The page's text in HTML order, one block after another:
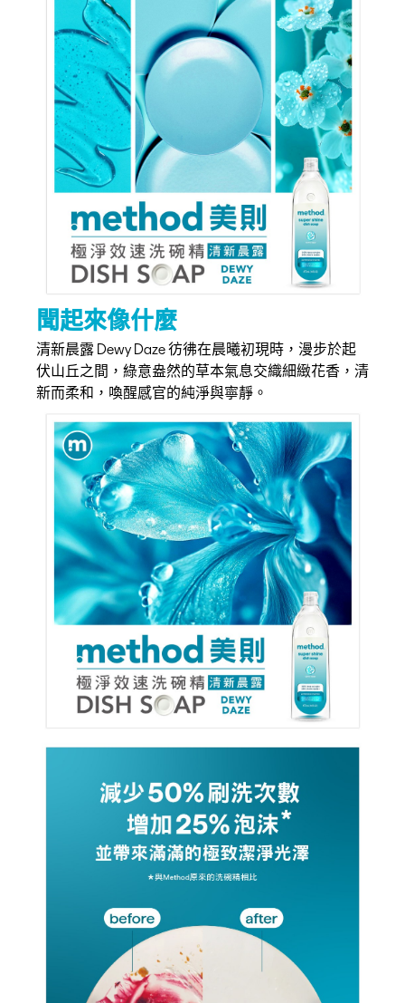
聞起來像什麼
清新晨露 Dewy Daze 彷彿在晨曦初現時，漫步於起
伏山丘之間，綠意盎然的草本氣息交織細緻花香，清
新而柔和，喚醒感官的純淨與寧靜。